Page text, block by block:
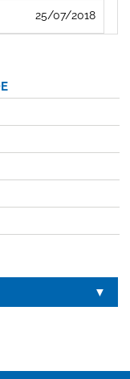
25/07/2018